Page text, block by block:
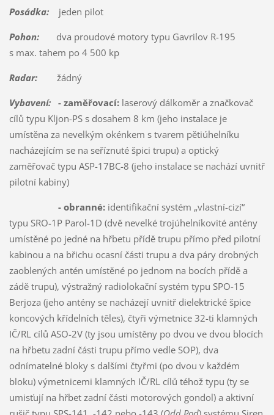
Posádka:jeden pilot
Pohon:dva proudové motory typu Gavrilov R-195
s max. tahem po 4 500 kp
Radar:žádný
Vybavení: - zaměřovací:laserový dálkoměr a značkovač
cílů typu Kljon-PS s dosahem 8 km (jeho instalace je
umístěna za nevelkým okénkem s tvarem pětiúhelníku
nacházejícím se na seříznuté špici trupu) a optický
zaměřovač typu ASP-17BC-8 (jeho instalace se nachází uvnitř
pilotní kabiny)
- obranné:identifikační systém „vlastní-cizí“
typu SRO-1P Parol-1D (dvě nevelké trojúhelníkovité antény
umístěné po jedné na hřbetu přídě trupu přímo před pilotní
kabinou a na břichu ocasní části trupu a dva páry drobných
zaoblených antén umístěné po jednom na bocích přídě a
zádě trupu), výstražný radiolokační systém typu SPO-15
Berjoza (jeho antény se nacházejí uvnitř dielektrické špice
koncových křídelních těles), čtyři výmetnice 32-ti klamných
IČ/RL cílů ASO-2V (ty jsou umístěny po dvou ve dvou blocích
na hřbetu zadní části trupu přímo vedle SOP), dva
odnímatelné bloky s dalšími čtyřmi (po dvou v každém
bloku) výmetnicemi klamných IČ/RL cílů téhož typu (ty se
umisťují na hřbet zadní části motorových gondol) a aktivní